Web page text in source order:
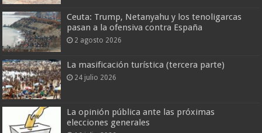
Ceuta: Trump, Netanyahu y los tenoligarcas
pasan a la ofensiva contra España
2 agosto 2026
La masificación turística (tercera parte)
24 julio 2026
La opinión pública ante las próximas
elecciones generales